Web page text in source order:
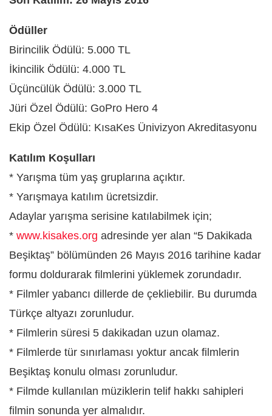
Ödüller
Birincilik Ödülü: 5.000 TL
İkincilik Ödülü: 4.000 TL
Üçüncülük Ödülü: 3.000 TL
Jüri Özel Ödülü: GoPro Hero 4
Ekip Özel Ödülü: KısaKes Ünivizyon Akreditasyonu
Katılım Koşulları
* Yarışma tüm yaş gruplarına açıktır.
* Yarışmaya katılım ücretsizdir.
Adaylar yarışma serisine katılabilmek için;
* www.kisakes.org adresinde yer alan “5 Dakikada
Beşiktaş” bölümünden 26 Mayıs 2016 tarihine kadar
formu doldurarak filmlerini yüklemek zorundadır.
* Filmler yabancı dillerde de çekliebilir. Bu durumda
Türkçe altyazı zorunludur.
* Filmlerin süresi 5 dakikadan uzun olamaz.
* Filmlerde tür sınırlaması yoktur ancak filmlerin
Beşiktaş konulu olması zorunludur.
* Filmde kullanılan müziklerin telif hakkı sahipleri
filmin sonunda yer almalıdır.